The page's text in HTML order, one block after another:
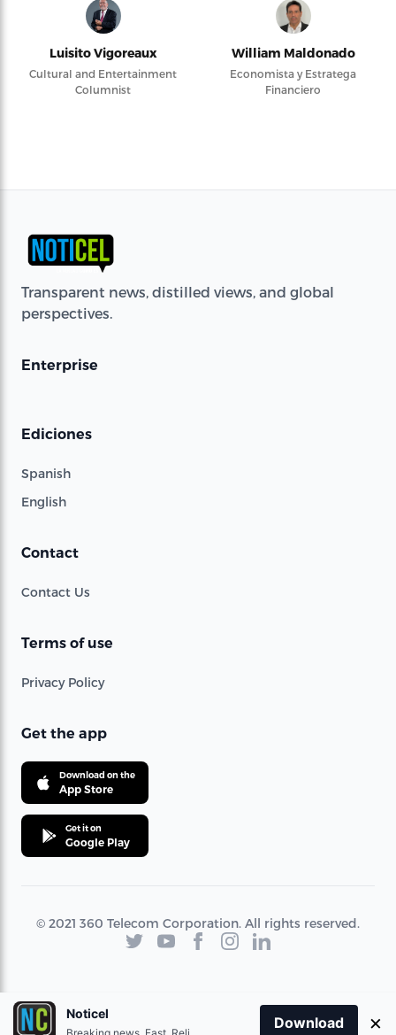
Luisito Vigoreaux
Cultural and Entertainment
Columnist
William Maldonado
Economista y Estratega
Financiero
Transparent news, distilled views, and global
perspectives.
Enterprise
Ediciones
Spanish
English
Contact
Contact Us
Terms of use
Privacy Policy
Get the app
Download on the
App Store
Get it on
Google Play
© 2021 360 Telecom Corporation. All rights reserved.
Noticel
Download ×